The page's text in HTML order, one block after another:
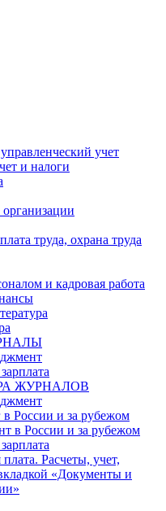
учет
и налоги
труда, охрана труда
и кадровая работа
ЖУРНАЛОВ
России и за рубежом
в России и за рубежом
плата. Расчеты, учет,
«Документы и